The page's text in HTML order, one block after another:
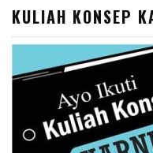
KULIAH KONSEP